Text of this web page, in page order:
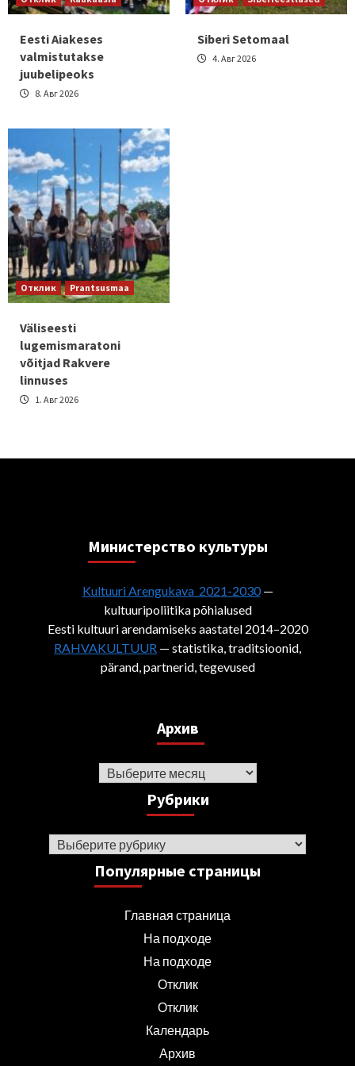
Eesti Aiakeses
valmistutakse
juubelipeoks
8. Авг 2026
Siberi Setomaal
4. Авг 2026
Отклик Prantsusmaa
Väliseesti
lugemismaratoni
võitjad Rakvere
linnuses
1. Авг 2026
Министерствo культуры
Kultuuri Arengukava 2021-2030—
kultuuripoliitika põhialused
Eesti kultuuri arendamiseks aastatel 2014–2020
RAHVAKULTUUR — statistika, traditsioonid,
pärand, partnerid, tegevused
Архив
Архив
Рубрики
Рубрики
Популярные страницы
Главная страница
На подходе
На подходе
Отклик
Отклик
Календарь
Архив